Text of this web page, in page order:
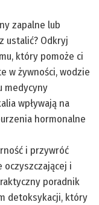
zapalne lub
ustalić? Odkryj
który pomoże ci
w żywności, wodzie
medycyny
wpływają na
hormonalne
i przywróć
oczyszczającej i
poradnik
detoksykacji, który